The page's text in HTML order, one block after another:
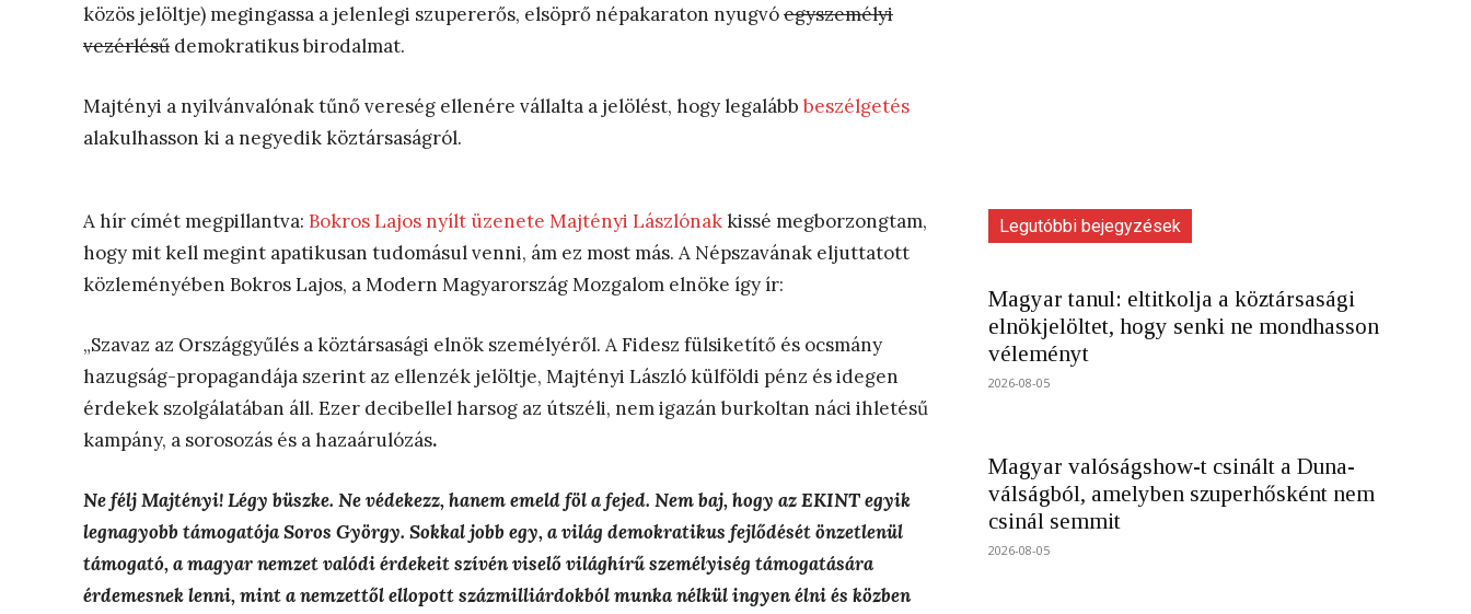
közös jelöltje) megingassa a jelenlegi szupererős, elsöprő népakaraton nyugvóegyszemélyi
vezérlésű demokratikus birodalmat.
Majtényi a nyilvánvalónak tűnő vereség ellenére vállalta a jelölést, hogy legalább beszélgetés
alakulhasson ki a negyedik köztársaságról.
A hír címét megpillantva: Bokros Lajos nyílt üzenete Majtényi Lászlónakkissé megborzongtam,
hogy mit kell megint apatikusan tudomásul venni, ám ez most más. A Népszavának eljuttatott
közleményében Bokros Lajos, a Modern Magyarország Mozgalom elnöke így ír:
„Szavaz az Országgyűlés a köztársasági elnök személyéről. A Fidesz fülsiketítő és ocsmány
hazugság-propagandája szerint az ellenzék jelöltje, Majtényi László külföldi pénz és idegen
érdekek szolgálatában áll. Ezer decibellel harsog az útszéli, nem igazán burkoltan náci ihletésű
kampány, a sorosozás és a hazaárulózás.
Ne félj Majtényi! Légy büszke. Ne védekezz, hanem emeld föl a fejed. Nem baj, hogy az EKINT egyik
legnagyobb támogatója Soros György. Sokkal jobb egy, a világ demokratikus fejlődését önzetlenül
támogató, a magyar nemzet valódi érdekeit szívén viselő világhírű személyiség támogatására
érdemesnek lenni, mint a nemzettől ellopott százmilliárdokból munka nélkül ingyen élni és közben
Legutóbbi bejegyzések
Magyar tanul: eltitkolja a köztársasági
elnökjelöltet, hogy senki ne mondhasson
véleményt
2026-08-05
Magyar valóságshow-t csinált a Duna-
válságból, amelyben szuperhősként nem
csinál semmit
2026-08-05